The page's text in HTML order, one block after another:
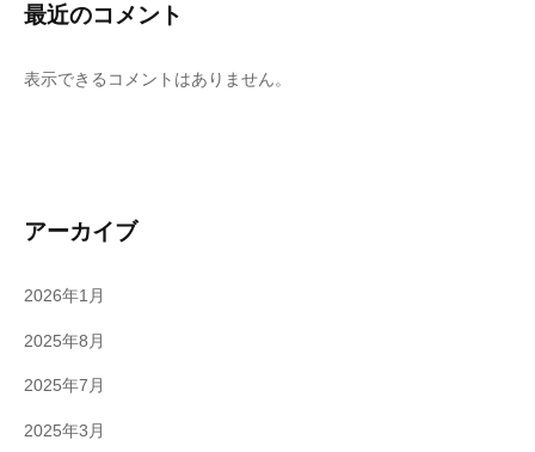
最近のコメント
表示できるコメントはありません。
アーカイブ
2026年1月
2025年8月
2025年7月
2025年3月